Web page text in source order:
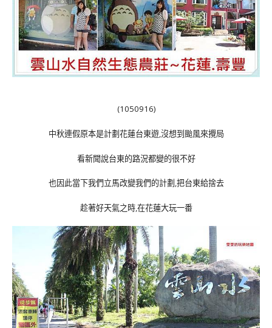
(1050916)
中秋連假原本是計劃花蓮台東遊,沒想到颱風來攪局
看新聞說台東的路況都變的很不好
也因此當下我們立馬改變我們的計劃,把台東給捨去
趁著好天氣之時,在花蓮大玩一番